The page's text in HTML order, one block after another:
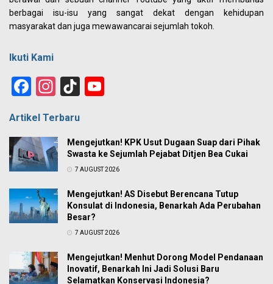
berbagai isu-isu yang sangat dekat dengan kehidupan
masyarakat dan juga mewawancarai sejumlah tokoh.
Ikuti Kami
Facebook
Instagram
TikTok
Artikel Terbaru
Mengejutkan! KPK Usut Dugaan Suap dari Pihak
Swasta ke Sejumlah Pejabat Ditjen Bea Cukai
7 AUGUST 2026
Mengejutkan! AS Disebut Berencana Tutup
Konsulat di Indonesia, Benarkah Ada Perubahan
Besar?
7 AUGUST 2026
Mengejutkan! Menhut Dorong Model Pendanaan
Inovatif, Benarkah Ini Jadi Solusi Baru
Selamatkan Konservasi Indonesia?